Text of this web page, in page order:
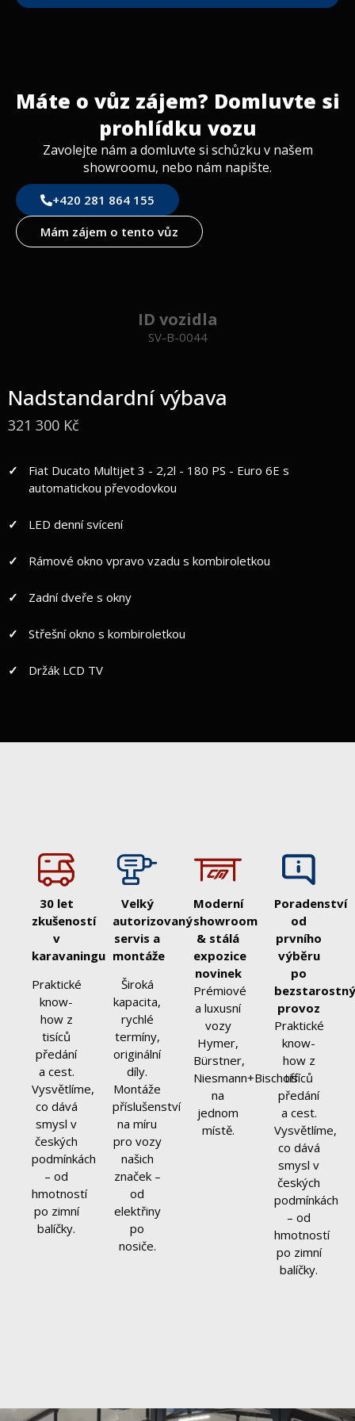
Máte o vůz zájem? Domluvte si
prohlídku vozu
Zavolejte nám a domluvte si schůzku v našem
showroomu, nebo nám napište.
+420 281 864 155
Mám zájem o tento vůz
ID vozidla
SV-B-0044
Nadstandardní výbava
321 300 Kč
Fiat Ducato Multijet 3 - 2,2l - 180 PS - Euro 6E s
automatickou převodovkou
LED denní svícení
Rámové okno vpravo vzadu s kombiroletkou
Zadní dveře s okny
Střešní okno s kombiroletkou
Držák LCD TV
30 let
zkušeností
v
karavaningu
Praktické
know-
how z
tisíců
předání
a cest.
Vysvětlíme,
co dává
smysl v
českých
podmínkách
– od
hmotností
po zimní
balíčky.
Velký
autorizovaný
servis a
montáže
Široká
kapacita,
rychlé
termíny,
originální
díly.
Montáže
příslušenství
na míru
pro vozy
našich
značek –
od
elektřiny
po
nosiče.
Moderní
showroom
& stálá
expozice
novinek
Prémiové
a luxusní
vozy
Hymer,
Bürstner,
Niesmann+Bischoff
na
jednom
místě.
Poradenství
od
prvního
výběru
po
bezstarostný
provoz
Praktické
know-
how z
tisíců
předání
a cest.
Vysvětlíme,
co dává
smysl v
českých
podmínkách
– od
hmotností
po zimní
balíčky.